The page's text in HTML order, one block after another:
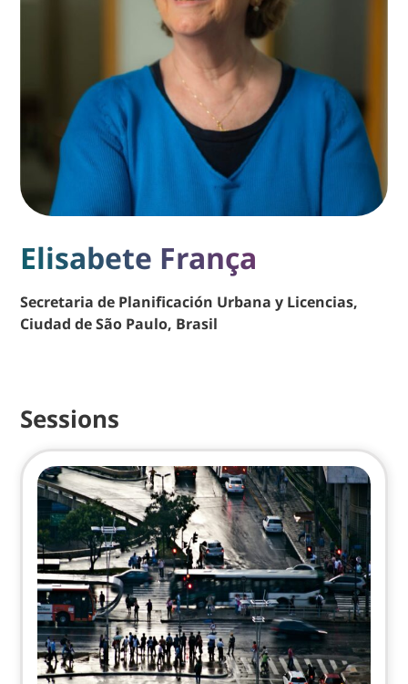
Elisabete França
Secretaria de Planificación Urbana y Licencias,
Ciudad de São Paulo, Brasil
Sessions